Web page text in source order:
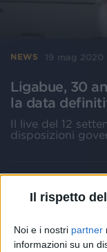
Il rispetto
Noi e i nostri partner
informazioni su un
NEWS 19 mag 2020
Ligabue, 30
la data
Il live del 12
disposizioni